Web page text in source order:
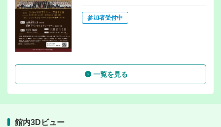
参加者受付中
一覧を見る
館内3Dビュー